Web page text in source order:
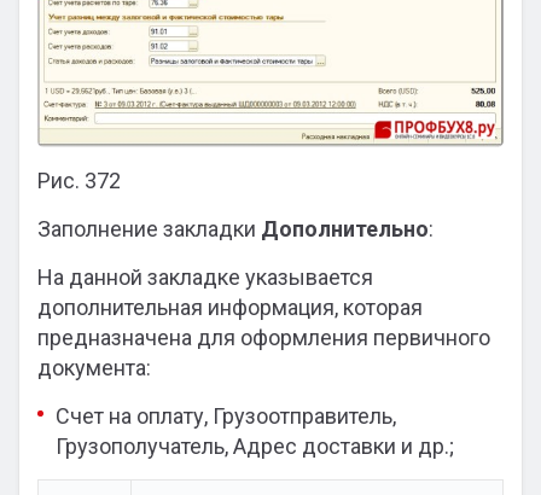
Рис. 372
Заполнение закладки Дополнительно:
На данной закладке указывается
дополнительная информация, которая
предназначена для оформления первичного
документа:
Счет на оплату, Грузоотправитель,
Грузополучатель, Адрес доставки и др.;